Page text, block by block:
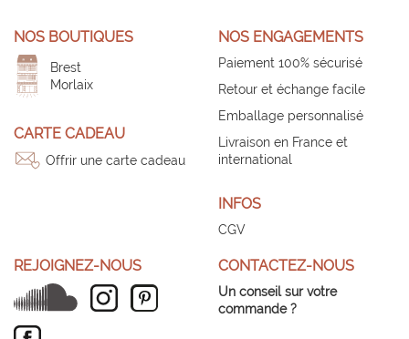
NOS BOUTIQUES
Brest
Morlaix
CARTE CADEAU
Offrir une carte cadeau
NOS ENGAGEMENTS
Paiement 100% sécurisé
Retour et échange facile
Emballage personnalisé
Livraison en France et
international
INFOS
CGV
REJOIGNEZ-NOUS CONTACTEZ-NOUS
Un conseil sur votre
commande ?